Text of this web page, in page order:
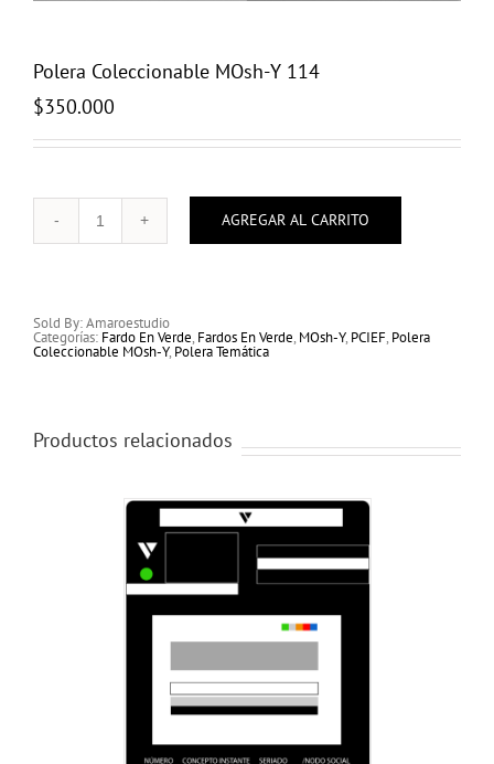
Polera Coleccionable MOsh-Y 114
$350.000
Polera
Coleccionable
AGREGAR AL CARRITO
Sold By: Amaroestudio
Categorías: Fardo En Verde, Fardos En Verde, MOsh-Y, PCIEF, Polera
Coleccionable MOsh-Y, Polera Temática
Productos relacionados